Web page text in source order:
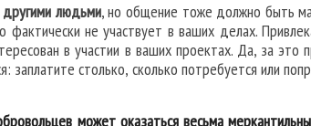
другими людьми, но общение тоже должно быть
не участвует в ваших делах.
в участии в ваших проектах. Да, за это
заплатите столько, сколько потребуется или
может оказаться весьма